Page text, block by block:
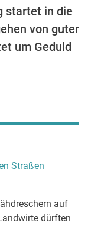
startet in die
von guter
um Geduld
Straßen
auf
dürften